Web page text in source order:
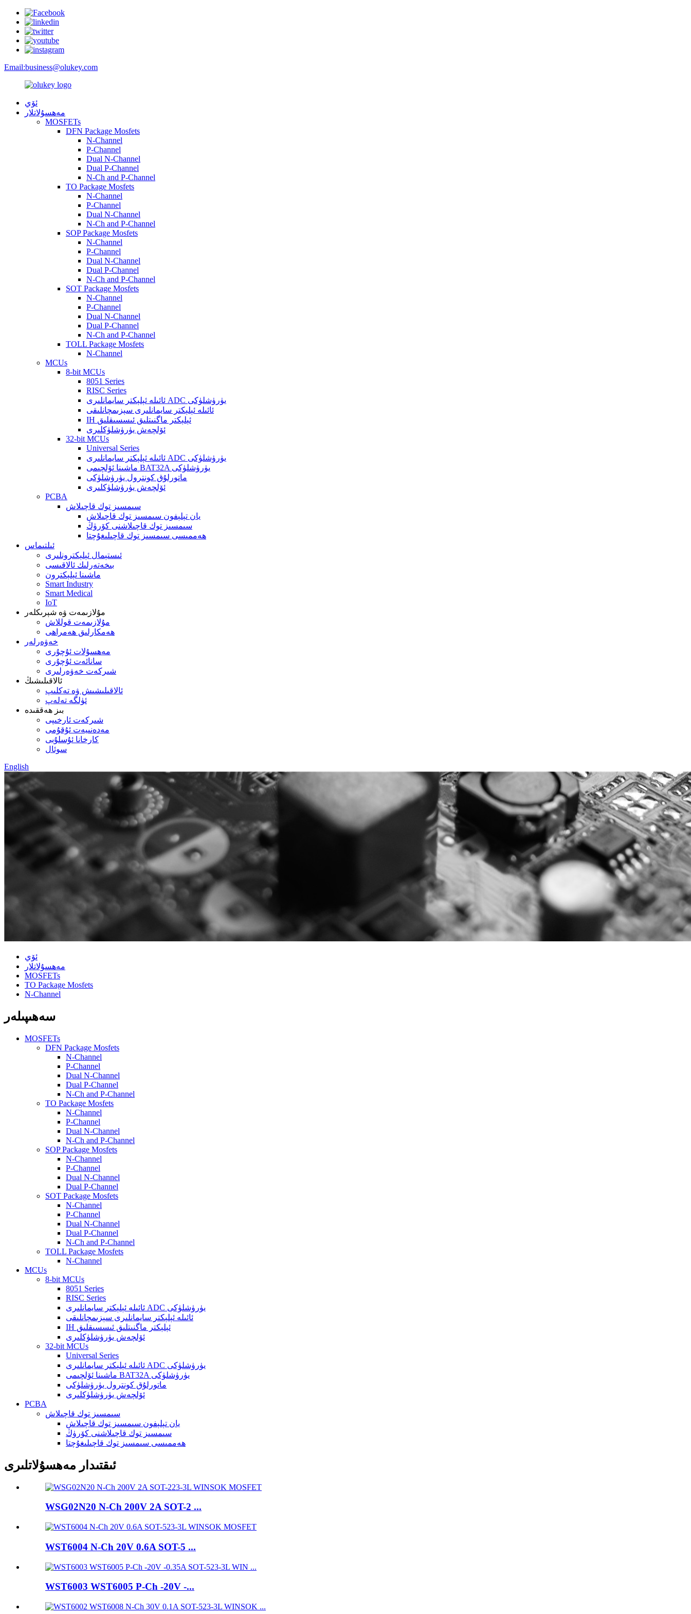
Email:business@olukey.com
ئۆي
مەھسۇلاتلار
MOSFETs
DFN Package Mosfets
N-Channel
P-Channel
Dual N-Channel
Dual P-Channel
N-Ch and P-Channel
TO Package Mosfets
N-Channel
P-Channel
Dual N-Channel
N-Ch and P-Channel
SOP Package Mosfets
N-Channel
P-Channel
Dual N-Channel
Dual P-Channel
N-Ch and P-Channel
SOT Package Mosfets
N-Channel
P-Channel
Dual N-Channel
Dual P-Channel
N-Ch and P-Channel
TOLL Package Mosfets
N-Channel
MCUs
8-bit MCUs
8051 Series
RISC Series
ئائىلە ئېلېكتر سايمانلىرى ADC يۈرۈشلۈكى
ئائىلە ئېلېكتر سايمانلىرى سېزىمچانلىقى
IH ئېلېكتر ماگنىتلىق ئىسسىقلىق
ئۆلچەش يۈرۈشلۈكلىرى
32-bit MCUs
Universal Series
ئائىلە ئېلېكتر سايمانلىرى ADC يۈرۈشلۈكى
ماشىنا ئۆلچىمى BAT32A يۈرۈشلۈكى
ماتورلۇق كونترول يۈرۈشلۈكى
ئۆلچەش يۈرۈشلۈكلىرى
PCBA
سىمسىز توك قاچىلاش
يان تېلېفون سىمسىز توك قاچىلاش
سىمسىز توك قاچىلاشنى كۆرۈڭ
ھەممىسى سىمسىز توك قاچىلىغۇچتا
ئىلتىماس
ئىستېمال ئېلېكترونلىرى
بىخەتەرلىك ئالاقىسى
ماشىنا ئېلېكترون
Smart Industry
Smart Medical
IoT
مۇلازىمەت ۋە شېرىكلەر
مۇلازىمەت قوللاش
ھەمكارلىق ھەمراھى
خەۋەرلەر
مەھسۇلات ئۇچۇرى
سانائەت ئۇچۇرى
شىركەت خەۋەرلىرى
ئالاقىلىشىڭ
ئالاقىلىشىش ۋە تەكلىپ
ئۈلگە تەلەپ
بىز ھەققىدە
شىركەت ئارخىپى
مەدەنىيەت ئۇقۇمى
كارخانا ئۇسلۇبى
سوئال
English
ئۆي
مەھسۇلاتلار
MOSFETs
TO Package Mosfets
N-Channel
سەھىپىلەر
MOSFETs
DFN Package Mosfets
N-Channel
P-Channel
Dual N-Channel
Dual P-Channel
N-Ch and P-Channel
TO Package Mosfets
N-Channel
P-Channel
Dual N-Channel
N-Ch and P-Channel
SOP Package Mosfets
N-Channel
P-Channel
Dual N-Channel
Dual P-Channel
SOT Package Mosfets
N-Channel
P-Channel
Dual N-Channel
Dual P-Channel
N-Ch and P-Channel
TOLL Package Mosfets
N-Channel
MCUs
8-bit MCUs
8051 Series
RISC Series
ئائىلە ئېلېكتر سايمانلىرى ADC يۈرۈشلۈكى
ئائىلە ئېلېكتر سايمانلىرى سېزىمچانلىقى
IH ئېلېكتر ماگنىتلىق ئىسسىقلىق
ئۆلچەش يۈرۈشلۈكلىرى
32-bit MCUs
Universal Series
ئائىلە ئېلېكتر سايمانلىرى ADC يۈرۈشلۈكى
ماشىنا ئۆلچىمى BAT32A يۈرۈشلۈكى
ماتورلۇق كونترول يۈرۈشلۈكى
ئۆلچەش يۈرۈشلۈكلىرى
PCBA
سىمسىز توك قاچىلاش
يان تېلېفون سىمسىز توك قاچىلاش
سىمسىز توك قاچىلاشنى كۆرۈڭ
ھەممىسى سىمسىز توك قاچىلىغۇچتا
ئىقتىدار مەھسۇلاتلىرى
WSG02N20 N-Ch 200V 2A SOT-2 ...
WST6004 N-Ch 20V 0.6A SOT-5 ...
WST6003 WST6005 P-Ch -20V -...